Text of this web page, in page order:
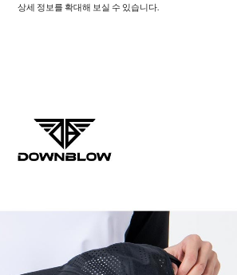
상세 정보를 확대해 보실 수 있습니다.